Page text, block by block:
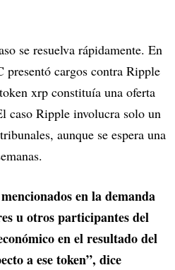
se resuelva rápidamente. En
presentó cargos contra Ripple
xrp constituía una oferta
caso Ripple involucra solo un
aunque se espera una
en la demanda
u otros participantes del
en el resultado del
a ese token”, dice